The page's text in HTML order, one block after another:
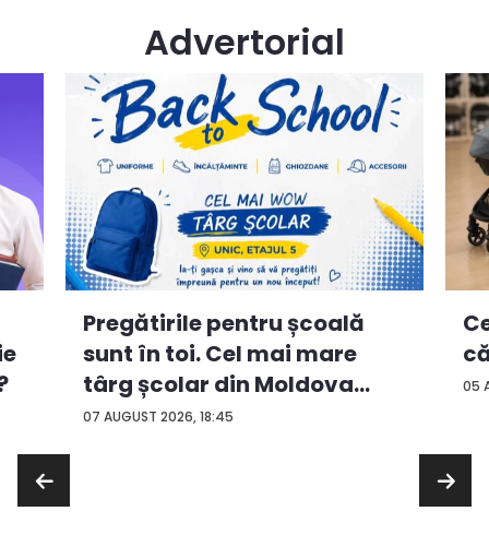
Advertorial
07 AUGUST 2026, 18:45
Pregătirile pentru școală
sunt în toi. Cel mai mare
târg școlar din Moldova
con...
05